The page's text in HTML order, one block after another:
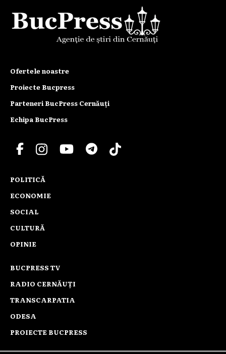
Ofertele noastre
Proiecte Bucpress
Parteneri BucPress Cernăuți
Echipa BucPress
POLITICĂ
ECONOMIE
SOCIAL
CULTURĂ
OPINIE
BUCPRESS TV
RADIO CERNĂUȚI
TRANSCARPATIA
ODESA
PROIECTE BUCPRESS